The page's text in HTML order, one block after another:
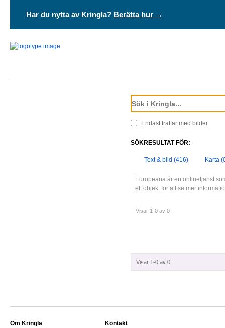
Har du nytta av Kringla? Berätta hur →
Endast träffar med bilder
SÖKRESULTAT FÖR:
Text & bild (416) Karta
Europeana är en onlinetjänst
ett objekt för att se mer
Visar 1-0 av 0
Visar 1-0 av 0
Om Kringla
Kontakt